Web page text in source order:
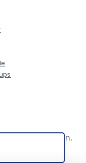
sans inscription,